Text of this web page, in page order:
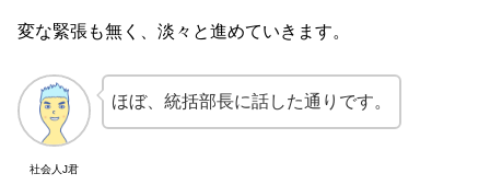
変な緊張も無く、淡々と進めていきます。
社会人J君
ほぼ、統括部長に話した通りです。